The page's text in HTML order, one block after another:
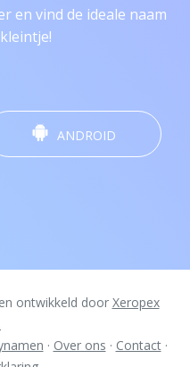
en vind de ideale naam
ANDROID
ontwikkeld door Xeropex
· Over ons · Contact·